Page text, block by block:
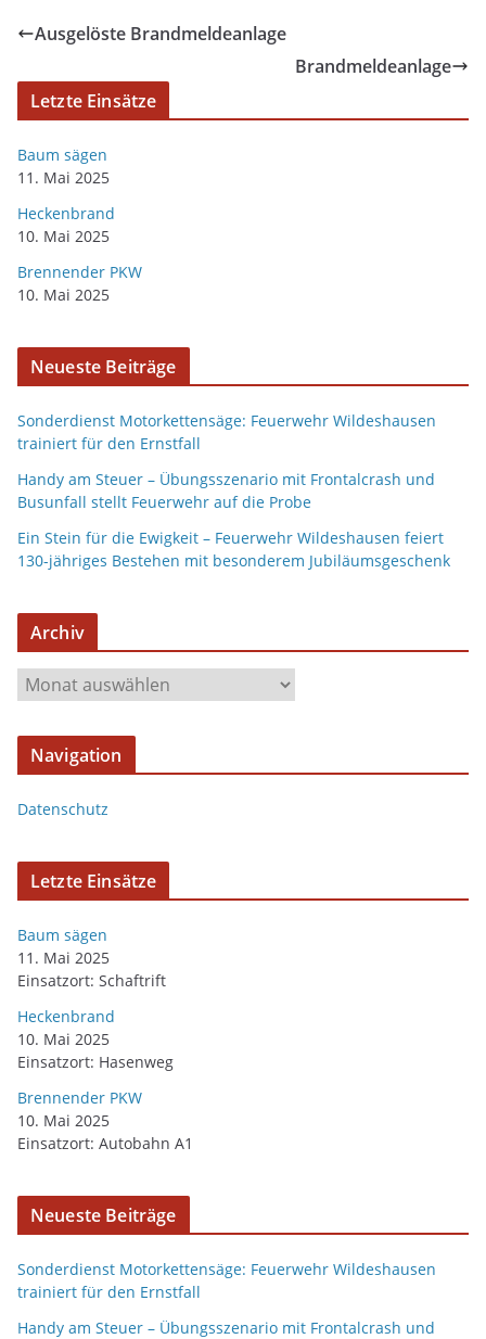
Ausgelöste Brandmeldeanlage
Brandmeldeanlage
Letzte Einsätze
Baum sägen
11. Mai 2025
Heckenbrand
10. Mai 2025
Brennender PKW
10. Mai 2025
Neueste Beiträge
Sonderdienst Motorkettensäge: Feuerwehr Wildeshausen
trainiert für den Ernstfall
Handy am Steuer – Übungsszenario mit Frontalcrash und
Busunfall stellt Feuerwehr auf die Probe
Ein Stein für die Ewigkeit – Feuerwehr Wildeshausen feiert
130-jähriges Bestehen mit besonderem Jubiläumsgeschenk
Archiv
r
c
v
Navigation
Datenschutz
Letzte Einsätze
Baum sägen
11. Mai 2025
Einsatzort: Schaftrift
Heckenbrand
10. Mai 2025
Einsatzort: Hasenweg
Brennender PKW
10. Mai 2025
Einsatzort: Autobahn A1
Neueste Beiträge
Sonderdienst Motorkettensäge: Feuerwehr Wildeshausen
trainiert für den Ernstfall
Handy am Steuer – Übungsszenario mit Frontalcrash und